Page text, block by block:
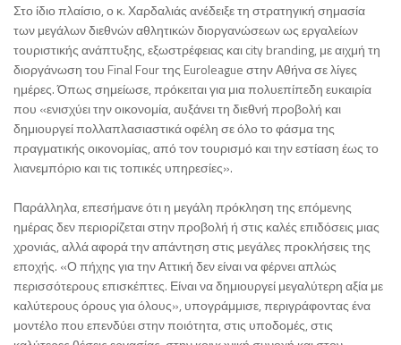
Στο ίδιο πλαίσιο, ο κ. Χαρδαλιάς ανέδειξε τη στρατηγική σημασία
των μεγάλων διεθνών αθλητικών διοργανώσεων ως εργαλείων
τουριστικής ανάπτυξης, εξωστρέφειας και city branding, με αιχμή τη
διοργάνωση του Final Four της Euroleague στην Αθήνα σε λίγες
ημέρες. Όπως σημείωσε, πρόκειται για μια πολυεπίπεδη ευκαιρία
που «ενισχύει την οικονομία, αυξάνει τη διεθνή προβολή και
δημιουργεί πολλαπλασιαστικά οφέλη σε όλο το φάσμα της
πραγματικής οικονομίας, από τον τουρισμό και την εστίαση έως το
λιανεμπόριο και τις τοπικές υπηρεσίες».
Παράλληλα, επεσήμανε ότι η μεγάλη πρόκληση της επόμενης
ημέρας δεν περιορίζεται στην προβολή ή στις καλές επιδόσεις μιας
χρονιάς, αλλά αφορά την απάντηση στις μεγάλες προκλήσεις της
εποχής. «Ο πήχης για την Αττική δεν είναι να φέρνει απλώς
περισσότερους επισκέπτες. Είναι να δημιουργεί μεγαλύτερη αξία με
καλύτερους όρους για όλους», υπογράμμισε, περιγράφοντας ένα
μοντέλο που επενδύει στην ποιότητα, στις υποδομές, στις